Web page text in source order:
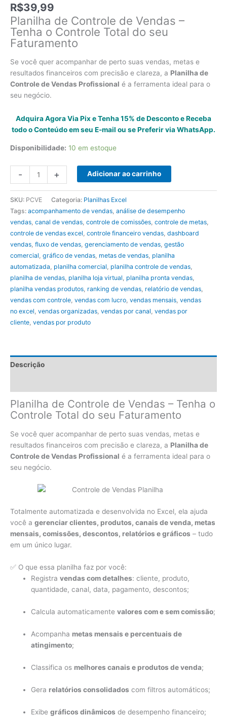
R$39,99
Planilha de Controle de Vendas –
Tenha o Controle Total do seu
Faturamento
Se você quer acompanhar de perto suas vendas, metas e
resultados financeiros com precisão e clareza, a Planilha de
Controle de Vendas Profissional é a ferramenta ideal para o
seu negócio.
Adquira Agora Via Pix e Tenha 15% de Desconto e Receba
todo o Conteúdo em seu E-mail ou se Preferir via WhatsApp.
Disponibilidade: 10 em estoque
-
de
Controle
de
Vendas
quantidade
+ Adicionar ao carrinho
SKU: PCVE Categoria: Planilhas Excel
Tags: acompanhamento de vendas análise de desempenho
vendas canal de vendas controle de comissões controle de metas
controle de vendas excel controle financeiro vendas dashboard
vendas fluxo de vendas gerenciamento de vendas gestão
comercial gráfico de vendas metas de vendas planilha
automatizada planilha comercial planilha controle de vendas
planilha de vendas planilha loja virtual planilha pronta vendas
planilha vendas produtos ranking de vendas relatório de vendas
vendas com controle vendas com lucro vendas mensais vendas
no excel vendas organizadas vendas por canal vendas por
cliente vendas por produto
Descrição
Planilha de Controle de Vendas – Tenha o
Controle Total do seu Faturamento
Se você quer acompanhar de perto suas vendas, metas e
resultados financeiros com precisão e clareza, a Planilha de
Controle de Vendas Profissional é a ferramenta ideal para o
seu negócio.
Totalmente automatizada e desenvolvida no Excel, ela ajuda
você a gerenciar clientes, produtos, canais de venda, metas
mensais, comissões, descontos, relatórios e gráficos – tudo
em um único lugar.
✅ O que essa planilha faz por você:
Registravendas com detalhes: cliente, produto,
quantidade, canal, data, pagamento, descontos;
Calcula automaticamentevalores com e sem comissão;
Acompanha metas mensais e percentuais de
atingimento;
Classifica os melhores canais e produtos de venda;
Gera relatórios consolidados com filtros automáticos;
Exibegráficos dinâmicos de desempenho financeiro;